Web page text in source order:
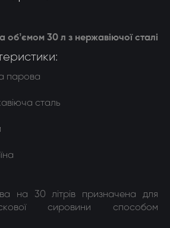
обʼємом 30 л з нержавіючої сталі
парова
сталь
на 30 літрів призначена для
сировини способом